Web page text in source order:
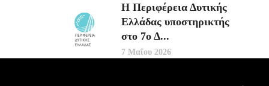
Η Περιφέρεια Δυτικής
Ελλάδας υποστηρικτής
στο 7ο Δ...
7 Μαΐου 2026